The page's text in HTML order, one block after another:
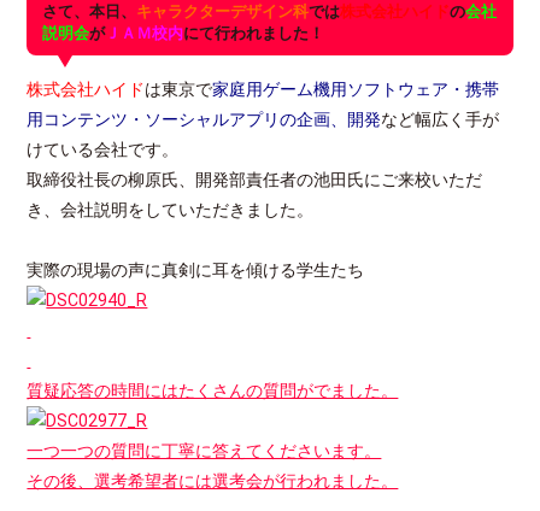
さて、本日、 キャラクターデザイン科では株式会社ハイドの会社
説明会がＪＡＭ校内にて行われました！
株式会社ハイドは東京で家庭用ゲーム機用ソフトウェア・携帯
用コンテンツ・ソーシャルアプリの企画、開発など幅広く手が
けている会社です。
取締役社長の柳原氏、開発部責任者の池田氏にご来校いただ
き、会社説明をしていただきました。
実際の現場の声に真剣に耳を傾ける学生たち
質疑応答の時間にはたくさんの質問がでました。
一つ一つの質問に丁寧に答えてくださいます。
その後、選考希望者には選考会が行われました。